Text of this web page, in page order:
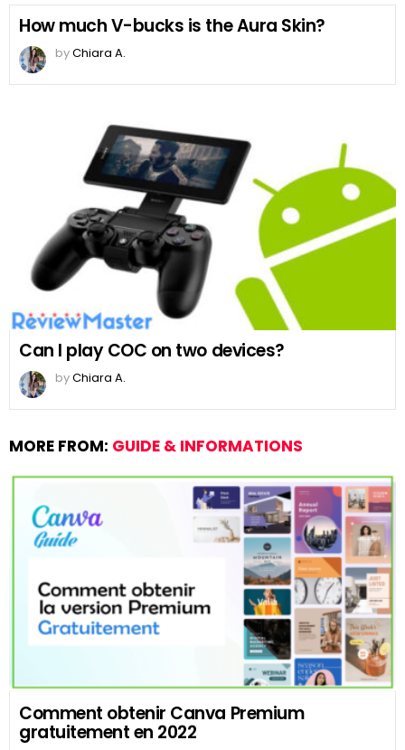
How much V-bucks is the Aura Skin?
byChiara A.
Can I play COC on two devices?
byChiara A.
MORE FROM: GUIDE & INFORMATIONS
Comment obtenir Canva Premium
gratuitement en 2022